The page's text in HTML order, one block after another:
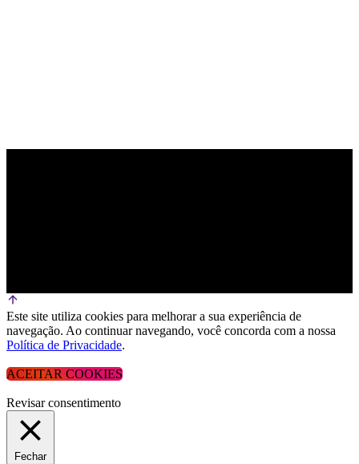
Este site utiliza cookies para melhorar a sua experiência de
navegação. Ao continuar navegando, você concorda com a nossa
Política de Privacidade.
ACEITAR COOKIES
Revisar consentimento
Fechar